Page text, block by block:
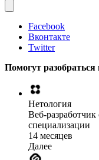
Facebook
Вконтакте
Twitter
Помогут разобраться
Нетология
Веб-
специализации
14 месяцев
Далее